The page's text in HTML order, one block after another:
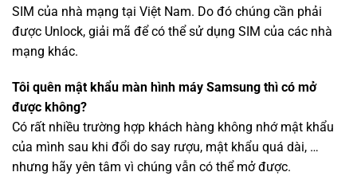
SIM của nhà mạng tại Việt Nam. Do đó chúng cần phải
được Unlock, giải mã để có thể sử dụng SIM của các nhà
mạng khác.
Tôi quên mật khẩu màn hình máy Samsung thì có mở
được không?
Có rất nhiều trường hợp khách hàng không nhớ mật khẩu
của mình sau khi đổi do say rượu, mật khẩu quá dài, …
nhưng hãy yên tâm vì chúng vẫn có thể mở được.